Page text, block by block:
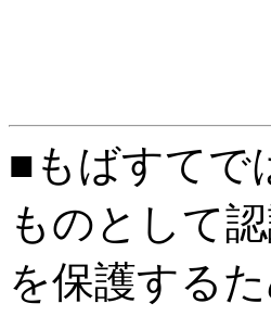
■もばすてで
ものとして
を保護する